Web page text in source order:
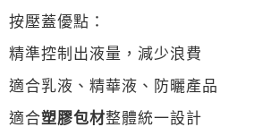
按壓蓋優點：
精準控制出液量，減少浪費
適合乳液、精華液、防曬產品
適合塑膠包材整體統一設計